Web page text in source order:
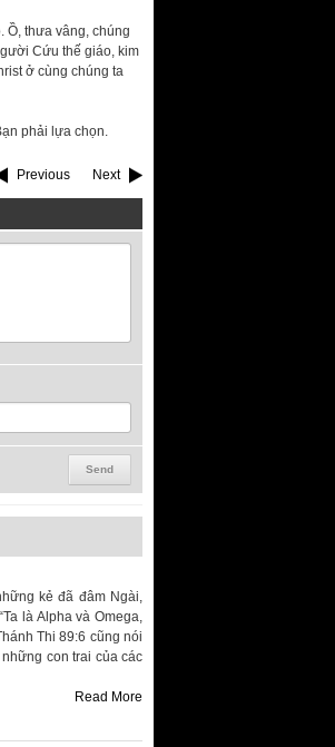
Ồ, thưa vâng, chúng
Cứu thế giáo, kim
ở cùng chúng ta
phải lựa chọn.
Previous Next
kẻ đã đâm Ngài,
là Alpha và Omega,
Thi 89:6 cũng nói
con trai của các
Read More